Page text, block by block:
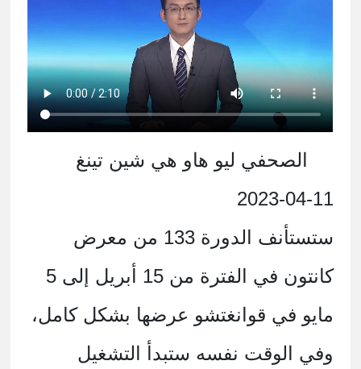
الصحفي ليو هاو هي شين تينغ
2023-04-11
ستستأنف الدورة 133 من معرض
كانتون في الفترة من 15 أبريل إلى 5
مايو في قوانغتشو عرضها بشكل كامل،
وفي الوقت نفسه ستبدأ التشغيل